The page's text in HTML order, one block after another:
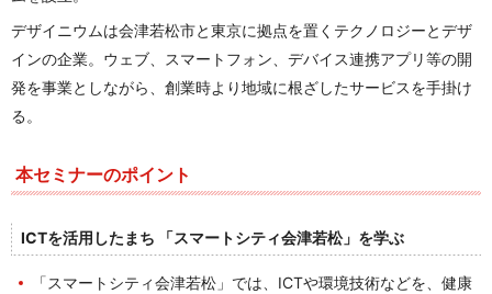
デザイニウムは会津若松市と東京に拠点を置くテクノロジーとデザ
インの企業。ウェブ、スマートフォン、デバイス連携アプリ等の開
発を事業としながら、創業時より地域に根ざしたサービスを手掛け
る。
本セミナーのポイント
ICTを活用したまち 「スマートシティ会津若松」を学ぶ
「スマートシティ会津若松」では、ICTや環境技術などを、健康